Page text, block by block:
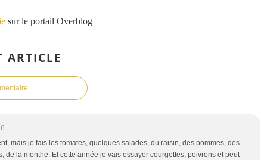
sur le portail Overblog
ARTICLE
mais je fais les tomates, quelques salades, du raisin, des pommes, des
de la menthe. Et cette année je vais essayer courgettes, poivrons et peut-